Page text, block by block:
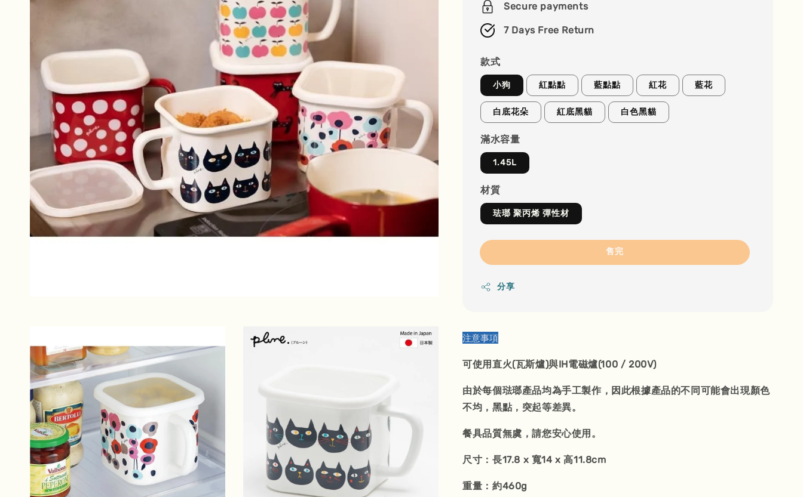
Secure payments
7 Days Free Return
款式
小狗 紅點點 藍點點 紅花 藍花
白底花朵 紅底黑貓 白色黑貓
滿水容量
1.45L
材質
珐瑯 聚丙烯 彈性材
售完
分享
注意事項
可使用直火(瓦斯爐)與IH電磁爐(100 / 200V)
由於每個琺瑯產品均為手工製作，因此根據產品的不同可能會出現顏色
不均，黑點，突起等差異。
餐具品質無虞，請您安心使用。
尺寸：長17.8 x 寬14 x 高11.8cm
重量：約460g